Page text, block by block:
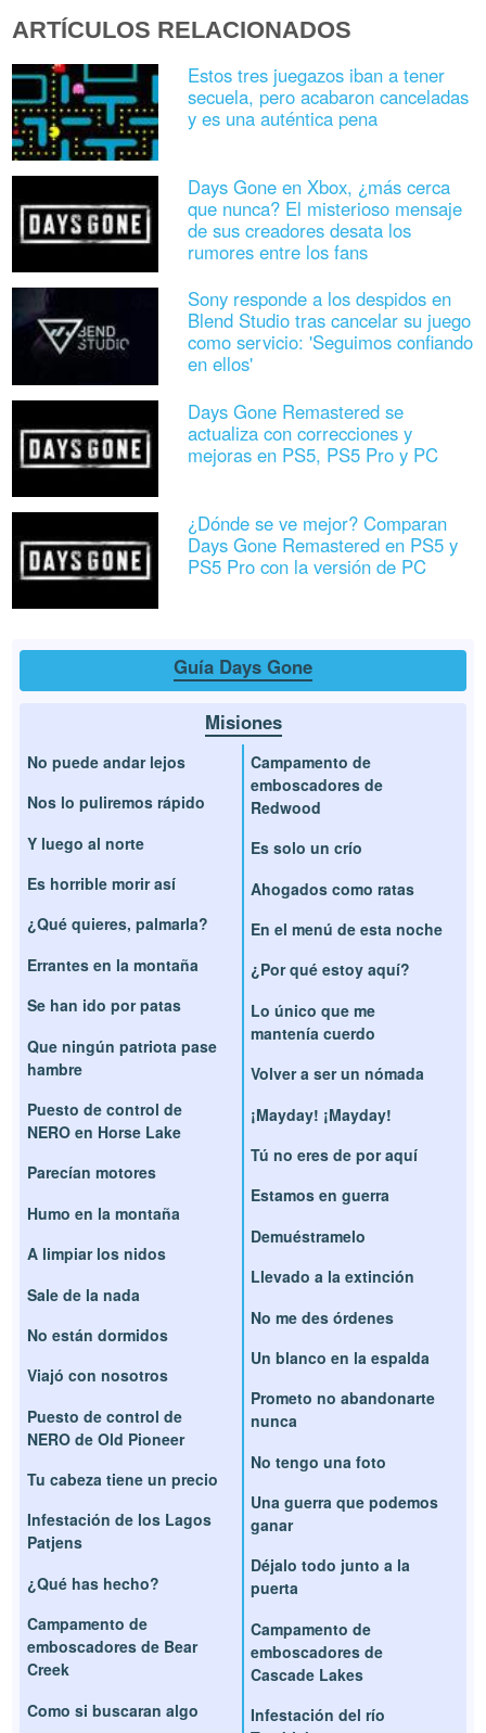
ARTÍCULOS RELACIONADOS
Estos tres juegazos iban a tener
secuela, pero acabaron canceladas
y es una auténtica pena
Days Gone en Xbox, ¿más cerca
que nunca? El misterioso mensaje
de sus creadores desata los
rumores entre los fans
Sony responde a los despidos en
Blend Studio tras cancelar su juego
como servicio: 'Seguimos confiando
en ellos'
Days Gone Remastered se
actualiza con correcciones y
mejoras en PS5, PS5 Pro y PC
¿Dónde se ve mejor? Comparan
Days Gone Remastered en PS5 y
PS5 Pro con la versión de PC
Guía Days Gone
Misiones
No puede andar lejos
Nos lo puliremos rápido
Y luego al norte
Es horrible morir así
¿Qué quieres, palmarla?
Errantes en la montaña
Se han ido por patas
Que ningún patriota pase
hambre
Puesto de control de
NERO en Horse Lake
Parecían motores
Humo en la montaña
A limpiar los nidos
Sale de la nada
No están dormidos
Viajó con nosotros
Puesto de control de
NERO de Old Pioneer
Tu cabeza tiene un precio
Infestación de los Lagos
Patjens
¿Qué has hecho?
Campamento de
emboscadores de Bear
Creek
Como si buscaran algo
Campamento de
emboscadores de
Redwood
Es solo un crío
Ahogados como ratas
En el menú de esta noche
¿Por qué estoy aquí?
Lo único que me
mantenía cuerdo
Volver a ser un nómada
¡Mayday! ¡Mayday!
Tú no eres de por aquí
Estamos en guerra
Demuéstramelo
Llevado a la extinción
No me des órdenes
Un blanco en la espalda
Prometo no abandonarte
nunca
No tengo una foto
Una guerra que podemos
ganar
Déjalo todo junto a la
puerta
Campamento de
emboscadores de
Cascade Lakes
Infestación del río